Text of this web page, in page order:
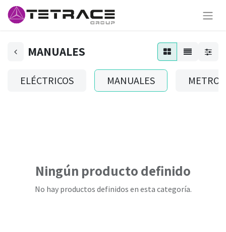
MANUALES
ELÉCTRICOS MANUALES METROS
Ningún producto definido
No hay productos definidos en esta categoría.